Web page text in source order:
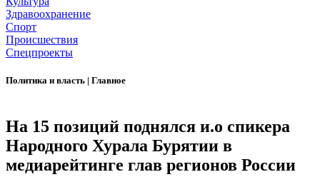
Здравоохранение
Спорт
Происшествия
Спецпроекты
Политика и власть | Главное
На 15 позиций поднялся и.о спикера
Народного Хурала Бурятии в
медиарейтинге глав регионов России